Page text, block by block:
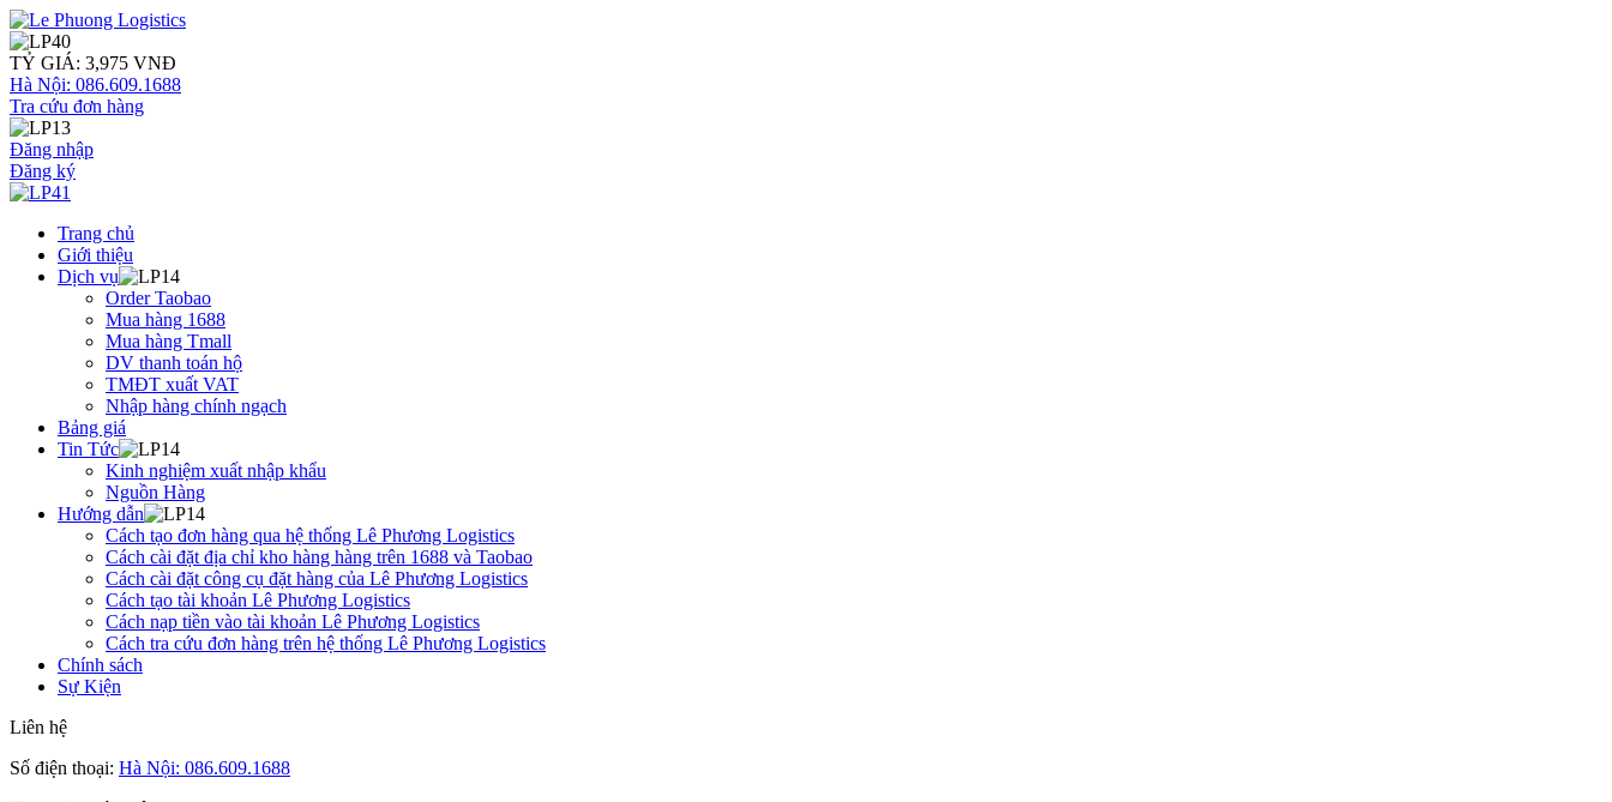
TỶ GIÁ: 3,975 VNĐ
Hà Nội: 086.609.1688
Tra cứu đơn hàng
Đăng nhập
Đăng ký
Trang chủ
Giới thiệu
Dịch vụ
Order Taobao
Mua hàng 1688
Mua hàng Tmall
DV thanh toán hộ
TMĐT xuất VAT
Nhập hàng chính ngạch
Bảng giá
Tin Tức
Kinh nghiệm xuất nhập khẩu
Nguồn Hàng
Hướng dẫn
Cách tạo đơn hàng qua hệ thống Lê Phương Logistics
Cách cài đặt địa chỉ kho hàng hàng trên 1688 và Taobao
Cách cài đặt công cụ đặt hàng của Lê Phương Logistics
Cách tạo tài khoản Lê Phương Logistics
Cách nạp tiền vào tài khoản Lê Phương Logistics
Cách tra cứu đơn hàng trên hệ thống Lê Phương Logistics
Chính sách
Sự Kiện
Liên hệ
Số điện thoại: Hà Nội: 086.609.1688